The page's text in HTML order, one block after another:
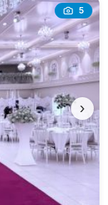
5
›